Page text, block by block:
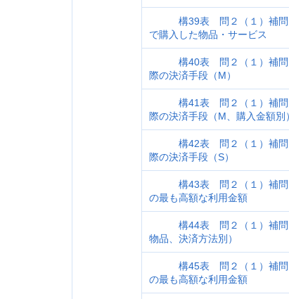
構39表 問２（１）補問
で購入した物品・サービス
構40表 問２（１）補問
際の決済手段（M）
構41表 問２（１）補問
際の決済手段（M、購入金額別）
構42表 問２（１）補問
際の決済手段（S）
構43表 問２（１）補問
の最も高額な利用金額
構44表 問２（１）補問
物品、決済方法別）
構45表 問２（１）補問
の最も高額な利用金額